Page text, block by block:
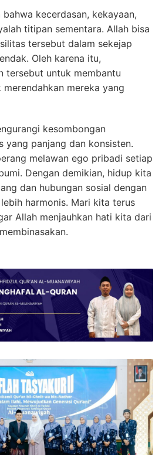
kecerdasan, kekayaan,
titipan sementara. Allah bisa
tersebut dalam sekejap
Oleh karena itu,
tersebut untuk membantu
merendahkan mereka yang
kesombongan
yang panjang dan konsisten.
melawan ego pribadi setiap
Dengan demikian, hidup kita
dan hubungan sosial dengan
harmonis. Mari kita terus
Allah menjauhkan hati kita dari